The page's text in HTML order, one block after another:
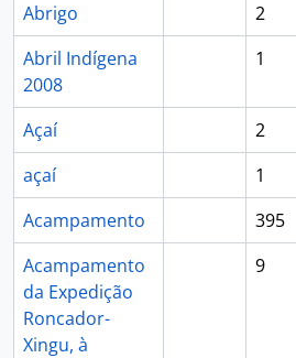
Abrigo 2
Abril Indígena
2008
1
Açaí 2
açaí
1
Acampamento
395
Acampamento
da Expedição
Roncador-
Xingu, à
9